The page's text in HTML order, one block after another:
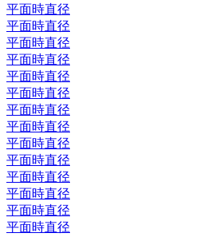
平面時直径
平面時直径
平面時直径
平面時直径
平面時直径
平面時直径
平面時直径
平面時直径
平面時直径
平面時直径
平面時直径
平面時直径
平面時直径
平面時直径